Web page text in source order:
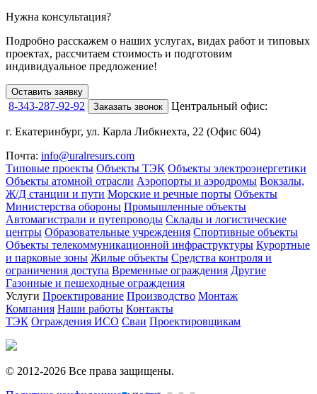
Нужна консультация?
Подробно расскажем о наших услугах, видах работ и типовых
проектах, рассчитаем стоимость и подготовим
индивидуальное предложение!
Оставить заявку
8-343-287-92-92 Заказать звонок Центральный офис:
г. Екатеринбург, ул. Карла Либкнехта, 22 (Офис 604)
Почта: info@uralresurs.com
Типовые проекты Объекты ТЭК Объекты электроэнергетики
Объекты атомной отрасли Аэропорты и аэродромы Вокзалы,
Ж/Д станции и пути Морские и речные порты Объекты
Министерства обороны Промышленные объекты
Автомагистрали и путепроводы Склады и логистические
центры Образовательные учреждения Спортивные объекты
Объекты телекоммуникационной инфраструктуры Курортные
и парковые зоны Жилые объекты Средства контроля и
ограничения доступа Временные ограждения Другие
Газонные и пешеходные ограждения
Услуги Проектирование Производство Монтаж
Компания Наши работы Контакты
ТЭК Ограждения ИСО Сваи Проектировщикам
© 2012-2026 Все права защищены.